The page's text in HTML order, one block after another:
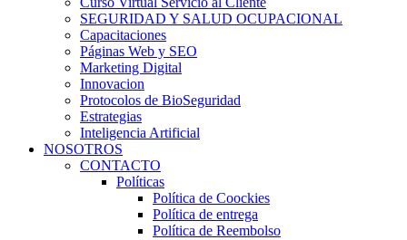
SEGURIDAD Y SALUD OCUPACIONAL
Capacitaciones
Páginas Web y SEO
Marketing Digital
Innovacion
Protocolos de BioSeguridad
Estrategias
Inteligencia Artificial
NOSOTROS
CONTACTO
Políticas
Política de Coockies
Política de entrega
Política de Reembolso